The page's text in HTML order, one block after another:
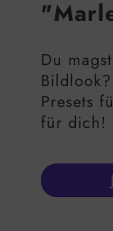
Du
Presets
für dich!